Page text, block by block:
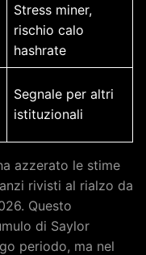
Stress miner,
rischio calo
hashrate
Segnale per altri
istituzionali
azzerato le stime
rivisti al rialzo da
Questo
di Saylor
periodo, ma nel